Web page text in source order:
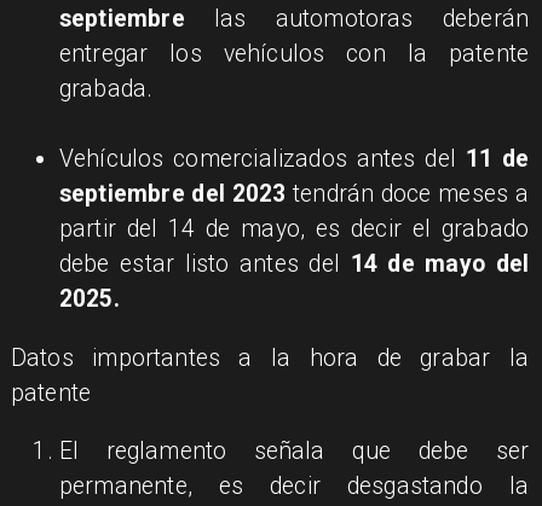
septiembre las automotoras deberán
entregar los vehículos con la patente
grabada.
Vehículos comercializados antes del 11 de
septiembre del 2023 tendrán doce meses a
partir del 14 de mayo, es decir el grabado
debe estar listo antes del 14 de mayo del
2025.
Datos importantes a la hora de grabar la
patente
El reglamento señala que debe ser
permanente, es decir desgastando la